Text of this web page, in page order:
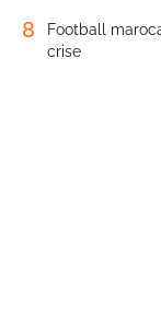
8
Football
crise